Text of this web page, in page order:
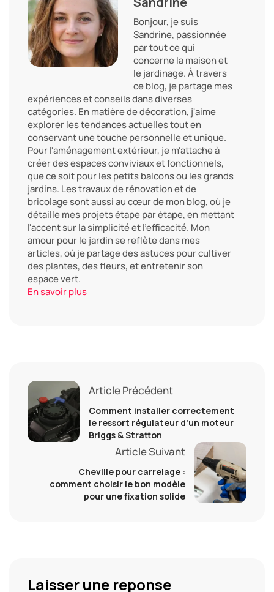
Bonjour, je suis
Sandrine, passionnée
par tout ce qui
concerne la maison et
le jardinage. À travers
ce blog, je partage mes
expériences et conseils dans diverses
catégories. En matière de décoration, j'aime
explorer les tendances actuelles tout en
conservant une touche personnelle et unique.
Pour l'aménagement extérieur, je m'attache à
créer des espaces conviviaux et fonctionnels,
que ce soit pour les petits balcons ou les grands
jardins. Les travaux de rénovation et de
bricolage sont aussi au cœur de mon blog, où je
détaille mes projets étape par étape, en mettant
l'accent sur la simplicité et l'efficacité. Mon
amour pour le jardin se reflète dans mes
articles, où je partage des astuces pour cultiver
des plantes, des fleurs, et entretenir son
espace vert.
En savoir plus
Article Précédent
Comment installer correctement
le ressort régulateur d’un moteur
Briggs & Stratton
Article Suivant
Cheville pour carrelage :
comment choisir le bon modèle
pour une fixation solide
Laisser une reponse